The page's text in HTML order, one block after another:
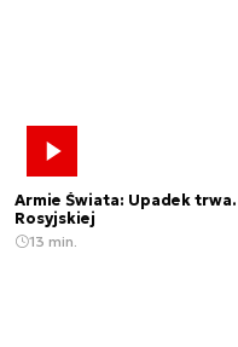
Armie Świata: Upadek
Rosyjskiej
13 min.